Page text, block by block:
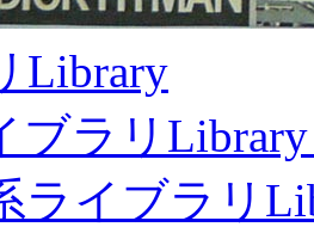
Library
ブラリ
ライブラリ